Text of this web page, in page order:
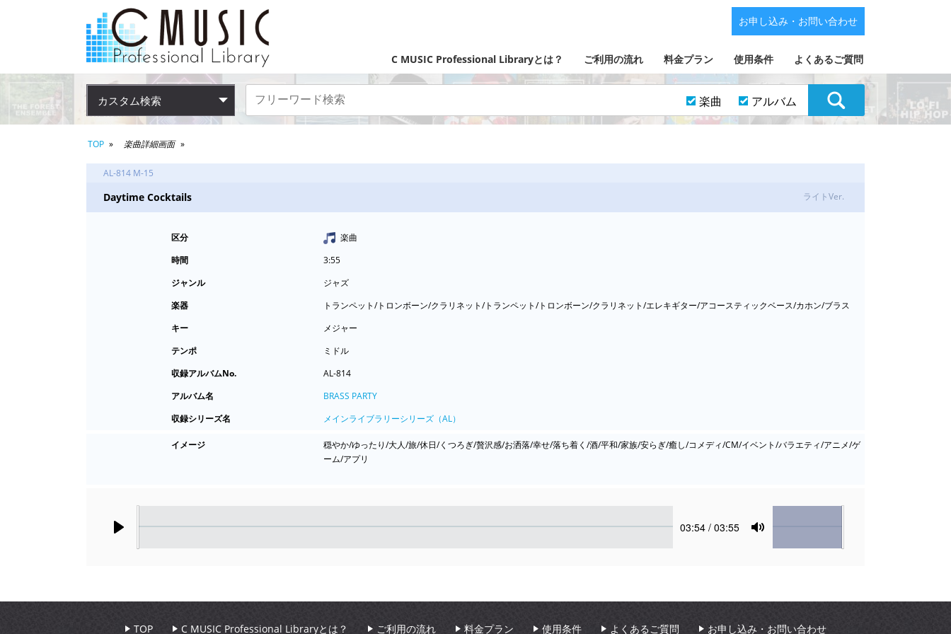
C MUSIC Professional Libraryとは？ ご利用の流れ 料金プラン 使用条件 よくあるご質問
お申し込み・お問い合わせ
カスタム検索 楽曲 アルバム
TOP 楽曲詳細画面
AL-814 M-15
Daytime Cocktails ライトVer.
区分
楽曲
時間
3:55
ジャンル
ジャズ
楽器
トランペット/トロンボーン/クラリネット/トランペット/トロンボーン/クラリネット/エレキギター/アコースティックベース/カホン/ブラス
キー
メジャー
テンポ
ミドル
収録アルバムNo.
AL-814
アルバム名
BRASS PARTY
収録シリーズ名
メインライブラリーシリーズ（AL）
イメージ
穏やか/ゆったり/大人/旅/休日/くつろぎ/贅沢感/お洒落/幸せ/落ち着く/酒/平和/家族/安らぎ/癒し/コメディ/CM/イベント/バラエティ/アニメ/ゲ
ーム/アプリ
Current
03:54 / 03:55
Mute
Volume
TOP C MUSIC Professional Libraryとは？ ご利用の流れ 料金プラン 使用条件 よくあるご質問 お申し込み・お問い合わせ